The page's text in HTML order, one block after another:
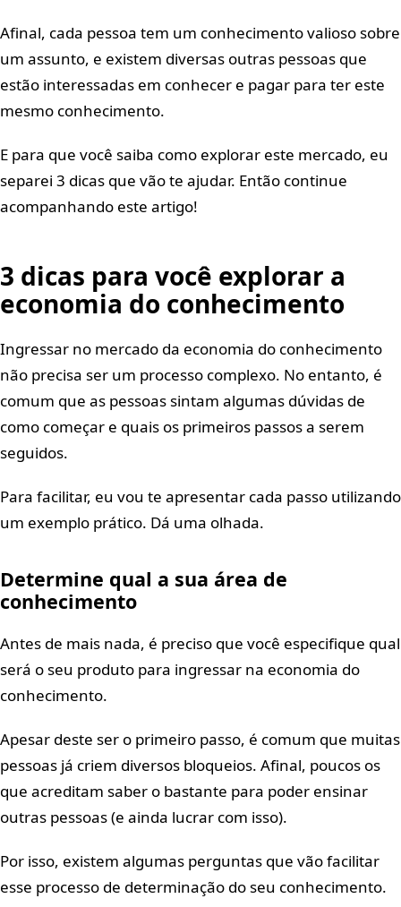
Afinal, cada pessoa tem um conhecimento valioso sobre
um assunto, e existem diversas outras pessoas que
estão interessadas em conhecer e pagar para ter este
mesmo conhecimento.
E para que você saiba como explorar este mercado, eu
separei 3 dicas que vão te ajudar. Então continue
acompanhando este artigo!
3 dicas para você explorar a
economia do conhecimento
Ingressar no mercado da economia do conhecimento
não precisa ser um processo complexo. No entanto, é
comum que as pessoas sintam algumas dúvidas de
como começar e quais os primeiros passos a serem
seguidos.
Para facilitar, eu vou te apresentar cada passo utilizando
um exemplo prático. Dá uma olhada.
Determine qual a sua área de
conhecimento
Antes de mais nada, é preciso que você especifique qual
será o seu produto para ingressar na economia do
conhecimento.
Apesar deste ser o primeiro passo, é comum que muitas
pessoas já criem diversos bloqueios. Afinal, poucos os
que acreditam saber o bastante para poder ensinar
outras pessoas (e ainda lucrar com isso).
Por isso, existem algumas perguntas que vão facilitar
esse processo de determinação do seu conhecimento.